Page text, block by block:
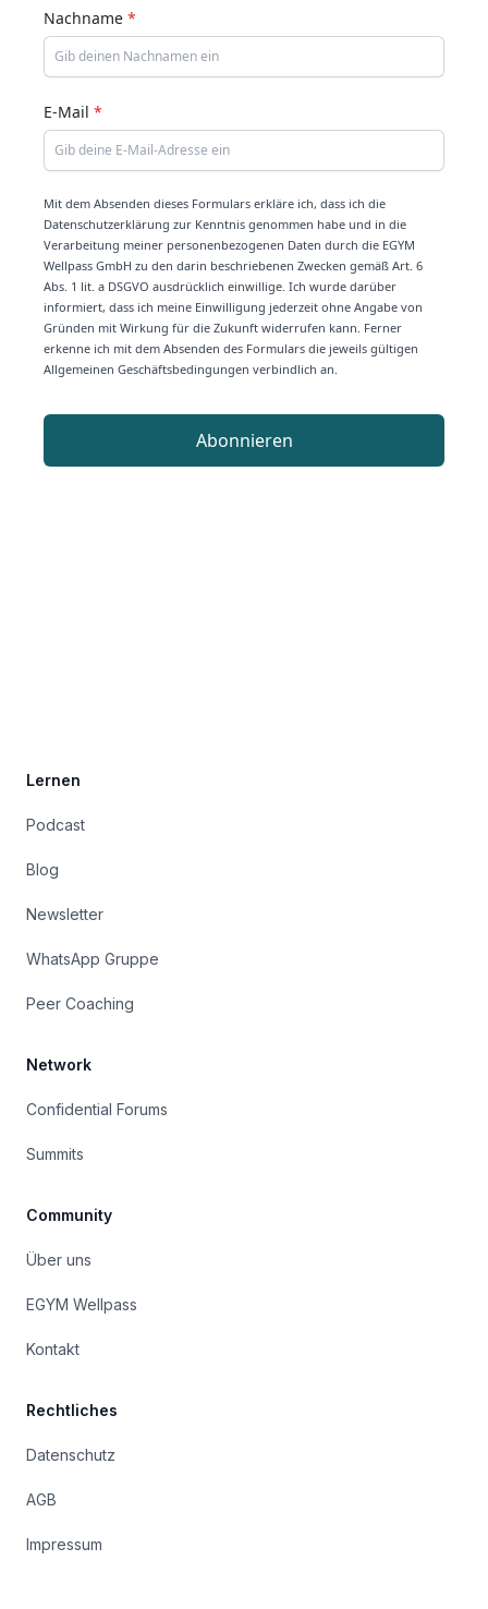
Lernen
Podcast
Blog
Newsletter
WhatsApp Gruppe
Peer Coaching
Network
Confidential Forums
Summits
Community
Über uns
EGYM Wellpass
Kontakt
Rechtliches
Datenschutz
AGB
Impressum